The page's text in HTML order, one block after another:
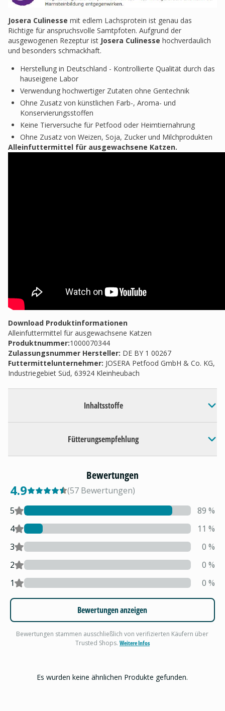
Josera Culinesse mit edlem Lachsprotein ist genau das
Richtige für anspruchsvolle Samtpfoten. Aufgrund der
ausgewogenen Rezeptur ist Josera Culinesse hochverdaulich
und besonders schmackhaft.
Herstellung in Deutschland - Kontrollierte Qualität durch das
hauseigene Labor
Verwendung hochwertiger Zutaten ohne Gentechnik
Ohne Zusatz von künstlichen Farb-, Aroma- und
Konservierungsstoffen
Keine Tierversuche für Petfood oder Heimtiernahrung
Ohne Zusatz von Weizen, Soja, Zucker und Milchprodukten
Alleinfuttermittel für ausgewachsene Katzen.
Download Produktinformationen
Alleinfuttermittel für ausgewachsene Katzen
Produktnummer:1000070344
Zulassungsnummer Hersteller: DE BY 1 00267
Futtermittelunternehmer: JOSERA Petfood GmbH & Co. KG,
Industriegebiet Süd, 63924 Kleinheubach
Inhaltsstoffe
Fütterungsempfehlung
Bewertungen
4.9 (57 Bewertungen)
5
89 %
4
11 %
3
0 %
2
0 %
1
0 %
Bewertungen anzeigen
Bewertungen stammen ausschließlich von verifizierten Käufern über
Trusted Shops. Weitere Infos
Es wurden keine ähnlichen Produkte gefunden.